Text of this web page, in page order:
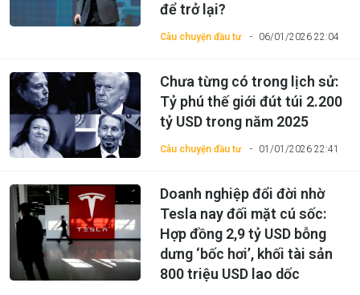
Câu chuyện đầu tư 06/01/2026 22:04
để trở lại?
Câu chuyện đầu tư 01/01/2026 22:41
Chưa từng có trong lịch sử:
Tỷ phú thế giới đút túi 2.200
tỷ USD trong năm 2025
Doanh nghiệp đổi đời nhờ
Tesla nay đối mặt cú sốc:
Hợp đồng 2,9 tỷ USD bỗng
dưng ‘bốc hơi’, khối tài sản
800 triệu USD lao dốc